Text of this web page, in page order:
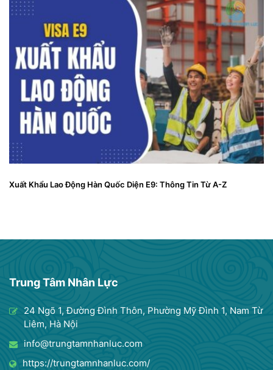
Xuất Khẩu Lao Động Hàn Quốc Diện E9: Thông Tin Từ A-Z
Trung Tâm Nhân Lực
24 Ngõ 1, Đường Đình Thôn, Phường Mỹ Đình 1, Nam Từ
Liêm, Hà Nội
info@trungtamnhanluc.com
https://trungtamnhanluc.com/